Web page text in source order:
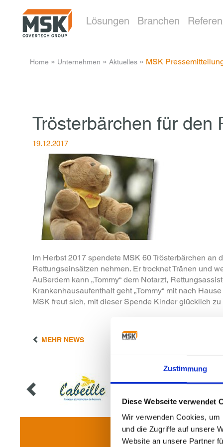
Zustimmung
Diese Webseite verwendet
Wir verwenden Cookies,
und die Zugriffe auf unsere
Website an unsere Partner
Lösungen Branchen
Home ­ » ­ Unternehmen ­ » ­ Aktuelles­ » ­ MSK
Trösterbärchen für den
19.12.2017
Im Herbst 2017 spendete MSK 60 Trösterbärchen an
Rettungseinsätzen nehmen. Er trocknet Tränen und
Außerdem kann „Tommy“ dem Notarzt,
Krankenhausaufenthalt geht „Tommy“ mit nach
MSK freut sich, mit dieser Spende Kinder glücklich
MEHR NEWS